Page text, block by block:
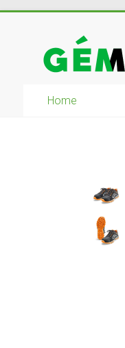
GEMAR
natuurbouw
Home